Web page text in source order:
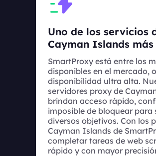
Uno de los servicios
Cayman Islands
SmartProxy está entre los
disponibles en el mercado,
disponibilidad ultra alta.
servidores proxy de
brindan acceso rápido,
imposible de bloquear para
diversos objetivos. Con los
Cayman Islands de
completar tareas de web
rápido y con mayor